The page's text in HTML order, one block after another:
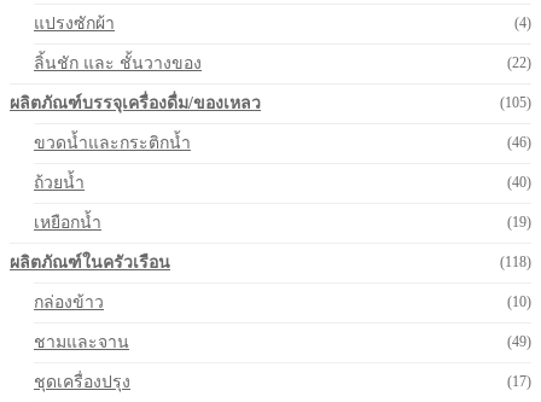
แปรงซักผ้า (4)
ลิ้นชัก และ ชั้นวางของ (22)
ผลิตภัณฑ์บรรจุเครื่องดื่ม/ของเหลว (105)
ขวดน้ำและกระติกน้ำ (46)
ถ้วยน้ำ (40)
เหยือกน้ำ (19)
ผลิตภัณฑ์ในครัวเรือน (118)
กล่องข้าว (10)
ชามและจาน (49)
ชุดเครื่องปรุง (17)